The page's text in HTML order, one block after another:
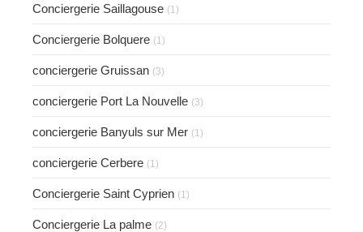
Conciergerie Saillagouse (1)
Conciergerie Bolquere (1)
conciergerie Gruissan (3)
conciergerie Port La Nouvelle (3)
conciergerie Banyuls sur Mer (1)
conciergerie Cerbere (1)
Conciergerie Saint Cyprien (1)
Conciergerie La palme (2)